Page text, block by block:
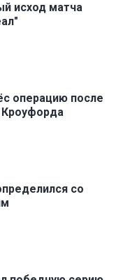
исход матча
операцию после
со